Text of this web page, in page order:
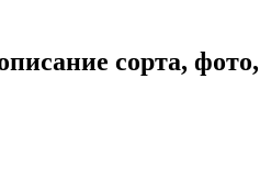
сорта, фото,